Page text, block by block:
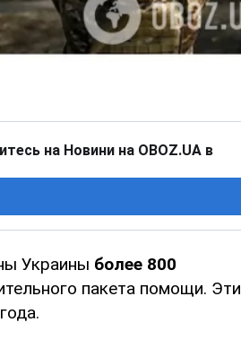
на Новини на OBOZ.UA в
Украины более 800
пакета помощи. Эти